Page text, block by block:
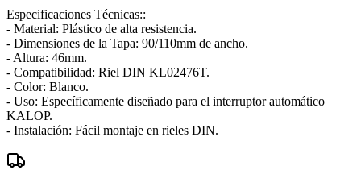
Especificaciones Técnicas::
- Material: Plástico de alta resistencia.
- Dimensiones de la Tapa: 90/110mm de ancho.
- Altura: 46mm.
- Compatibilidad: Riel DIN KL02476T.
- Color: Blanco.
- Uso: Específicamente diseñado para el interruptor automático
KALOP.
- Instalación: Fácil montaje en rieles DIN.